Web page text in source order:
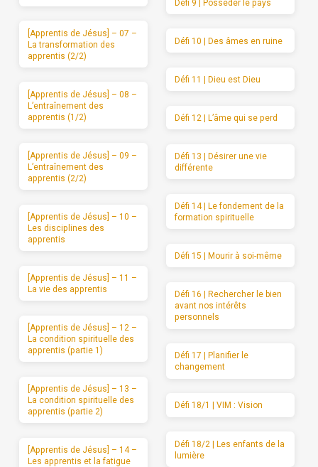
[Apprentis de Jésus] – 07 –
La transformation des
apprentis (2/2)
[Apprentis de Jésus] – 08 –
L’entraînement des
apprentis (1/2)
[Apprentis de Jésus] – 09 –
L’entraînement des
apprentis (2/2)
[Apprentis de Jésus] – 10 –
Les disciplines des
apprentis
[Apprentis de Jésus] – 11 –
La vie des apprentis
[Apprentis de Jésus] – 12 –
La condition spirituelle des
apprentis (partie 1)
[Apprentis de Jésus] – 13 –
La condition spirituelle des
apprentis (partie 2)
[Apprentis de Jésus] – 14 –
Les apprentis et la fatigue
Défi 9 | Posséder le pays
Défi 10 | Des âmes en ruine
Défi 11 | Dieu est Dieu
Défi 12 | L’âme qui se perd
Défi 13 | Désirer une vie
différente
Défi 14 | Le fondement de la
formation spirituelle
Défi 15 | Mourir à soi-même
Défi 16 | Rechercher le bien
avant nos intérêts
personnels
Défi 17 | Planifier le
changement
Défi 18/1 | VIM : Vision
Défi 18/2 | Les enfants de la
lumière